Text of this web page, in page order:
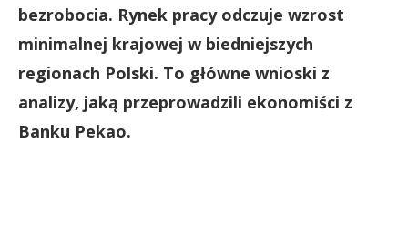
bezrobocia. Rynek pracy odczuje wzrost
minimalnej krajowej w biedniejszych
regionach Polski. To główne wnioski z
analizy, jaką przeprowadzili ekonomiści z
Banku Pekao.